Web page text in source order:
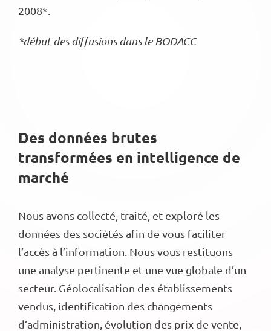
2008*.
*début des diffusions dans le BODACC
Des données brutes
transformées en intelligence de
marché
Nous avons collecté, traité, et exploré les
données des sociétés afin de vous faciliter
l’accès à l’information. Nous vous restituons
une analyse pertinente et une vue globale d’un
secteur. Géolocalisation des établissements
vendus, identification des changements
d’administration, évolution des prix de vente,